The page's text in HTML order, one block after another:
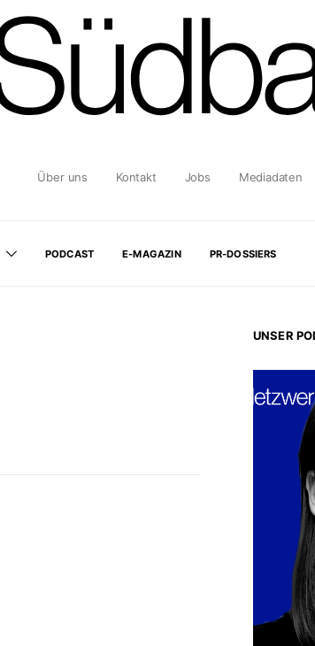
Über uns Kontakt Jobs Mediadaten
PODCAST E-MAGAZIN PR-DOSSIERS
UNSER